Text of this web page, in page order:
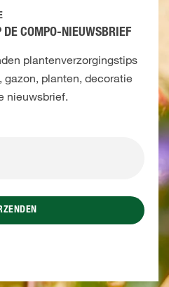
DE COMPO-NIEUWSBRIEF
plantenverzorgingstips
planten, decoratie
nieuwsbrief.